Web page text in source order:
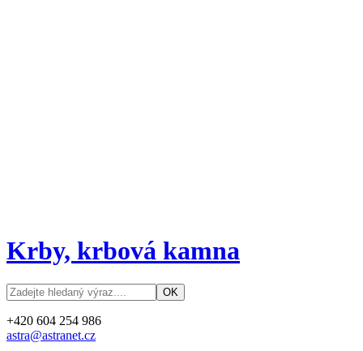
Krby, krbová kamna
+420 604 254 986
astra@astranet.cz